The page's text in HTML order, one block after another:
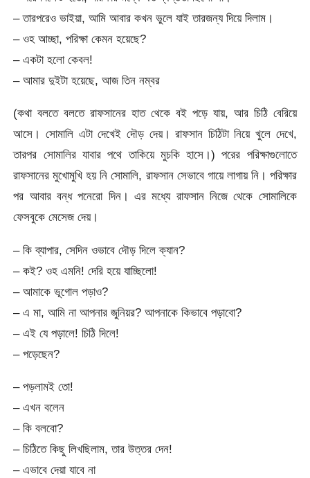
– তারপরেও ভাইয়া, আমি আবার কখন ভুলে যাই তারজন্য দিয়ে দিলাম।
– ওহ আচ্ছা, পরিক্ষা কেমন হয়েছে?
– একটা হলো কেবল!
– আমার দুইটা হয়েছে, আজ তিন নম্বর
(কথা বলতে বলতে রাফসানের হাত থেকে বই পড়ে যায়, আর চিঠি বেরিয়ে
আসে। সোমালি এটা দেখেই দৌড় দেয়। রাফসান চিঠিটা নিয়ে খুলে দেখে,
তারপর সোমালির যাবার পথে তাকিয়ে মুচকি হাসে।) পরের পরিক্ষাগুলোতে
রাফসানের মুখোমুখি হয় নি সোমালি, রাফসান সেভাবে গায়ে লাগায় নি। পরিক্ষার
পর আবার বন্ধ পনেরো দিন। এর মধ্যে রাফসান নিজে থেকে সোমালিকে
ফেসবুকে মেসেজ দেয়।
– কি ব্যাপার, সেদিন ওভাবে দৌড় দিলে ক্যান?
– কই? ওহ এমনি! দেরি হয়ে যাচ্ছিলো!
– আমাকে ভূগোল পড়াও?
– এ মা, আমি না আপনার জুনিয়র? আপনাকে কিভাবে পড়াবো?
– এই যে পড়ালে! চিঠি দিলে!
– পড়েছেন?
– পড়লামই তো!
– এখন বলেন
– কি বলবো?
– চিঠিতে কিছু লিখছিলাম, তার উত্তর দেন!
– এভাবে দেয়া যাবে না